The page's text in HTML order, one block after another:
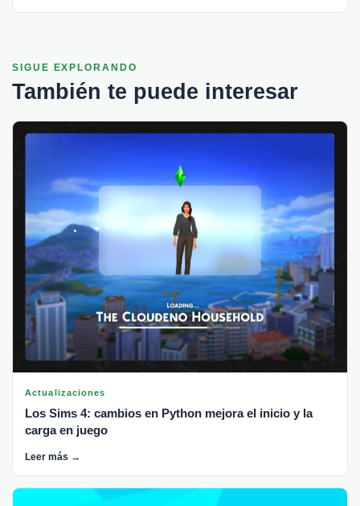
SIGUE EXPLORANDO
También te puede interesar
Actualizaciones
Los Sims 4: cambios en Python mejora el inicio y la
carga en juego
Leer más →